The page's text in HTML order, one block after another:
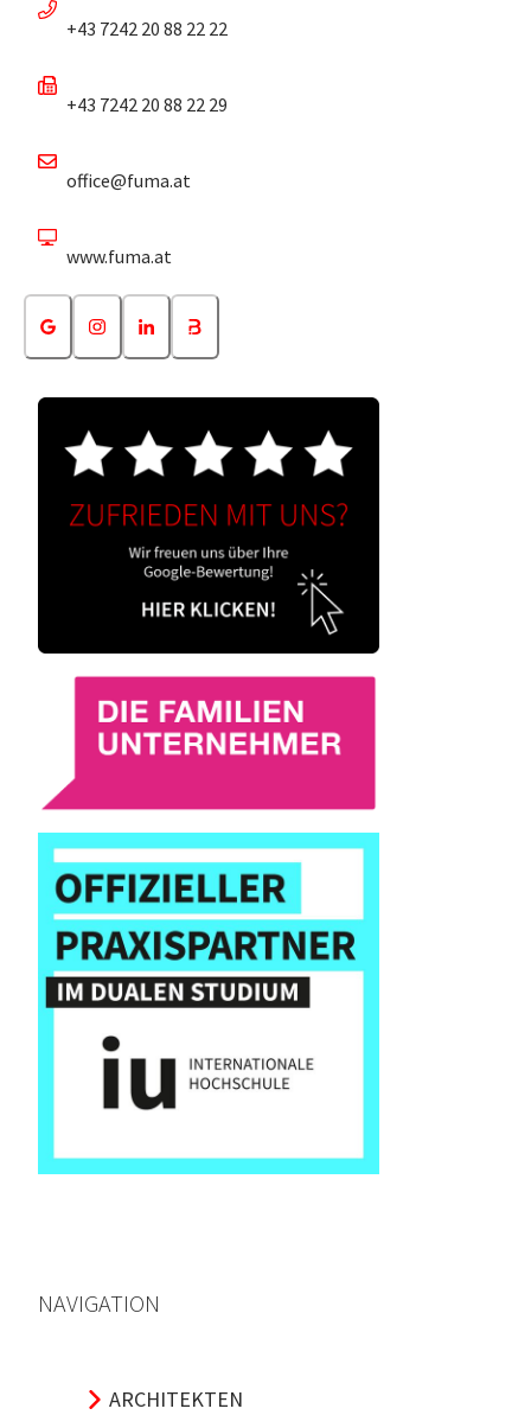
+43 7242 20 88 22 22
+43 7242 20 88 22 29
office@fuma.at
www.fuma.at
NAVIGATION
ARCHITEKTEN